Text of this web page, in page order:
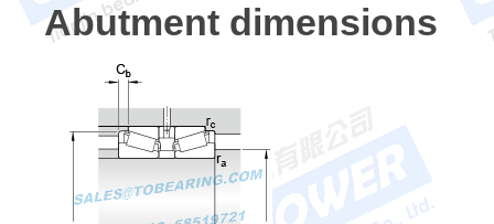
Abutment dimensions